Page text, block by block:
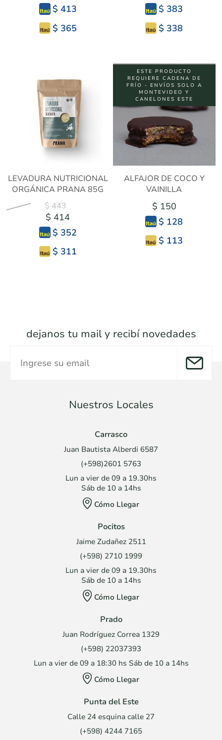
$ 413
$ 365
$ 383
$ 338
LEVADURA NUTRICIONAL
ORGÁNICA PRANA 85G
$ 443
$ 414
$ 352
$ 311
ESTE PRODUCTO
REQUIERE CADENA DE
FRÍO - ENVÍOS SOLO A
MONTEVIDEO Y
CANELONES ESTE
ALFAJOR DE COCO Y
VAINILLA
$ 150
$ 128
$ 113
dejanos tu mail y recibí novedades
Nuestros Locales
Carrasco
Juan Bautista Alberdi 6587
(+598)2601 5763
Lun a vier de 09 a 19.30hs
Sáb de 10 a 14hs
Cómo Llegar
Pocitos
Jaime Zudañez 2511
(+598) 2710 1999
Lun a vier de 09 a 19.30hs
Sáb de 10 a 14hs
Cómo Llegar
Prado
Juan Rodríguez Correa 1329
(+598) 22037393
Lun a vier de 09 a 18:30 hs Sáb de 10 a 14hs
Cómo Llegar
Punta del Este
Calle 24 esquina calle 27
(+598) 4244 7165